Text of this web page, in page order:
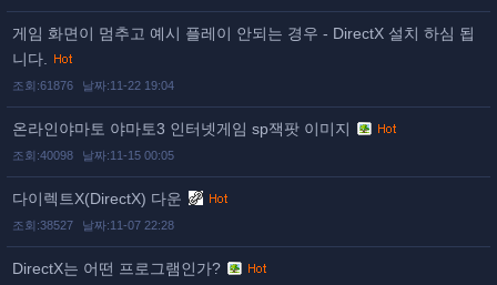
게임 화면이 멈추고 예시 플레이 안되는 경우 - DirectX 설치 하심 됩
니다.
조회:61876 날짜:11-22 19:04
온라인야마토 야마토3 인터넷게임 sp잭팟 이미지
조회:40098 날짜:11-15 00:05
다이렉트X(DirectX) 다운
조회:38527 날짜:11-07 22:28
DirectX는 어떤 프로그램인가?